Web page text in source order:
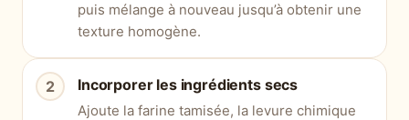
puis mélange à nouveau jusqu’à obtenir une
texture homogène.
Incorporer les ingrédients secs
Ajoute la farine tamisée, la levure chimique